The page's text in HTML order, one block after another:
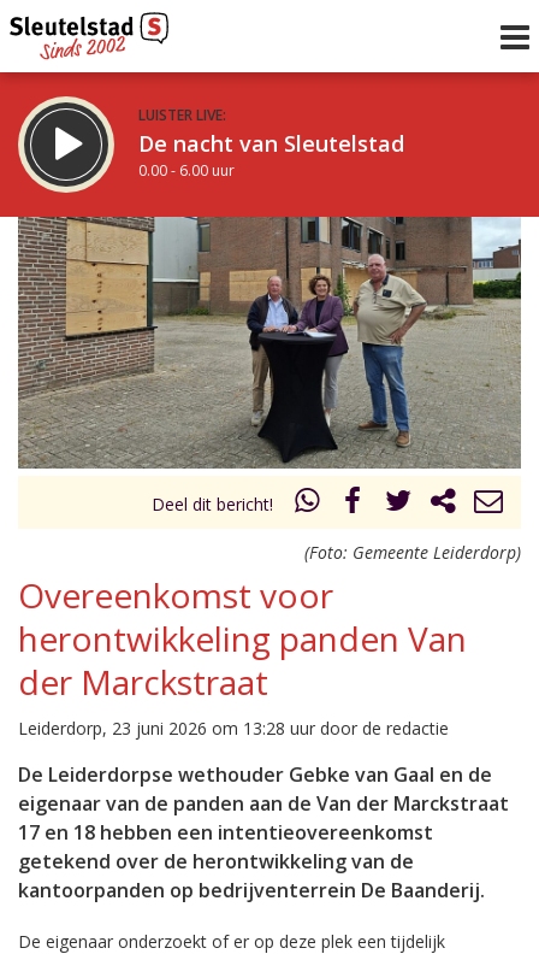
LUISTER LIVE:
De nacht van Sleutelstad
0.00 - 6.00 uur
STRAKS:
De ochtend van Sleutelstad
6.00 - 12.00 uur
Vorig uur
uur 1 van 0 Volgend uur
Inklappen
Deel dit bericht!
(Foto: Gemeente Leiderdorp)
Overeenkomst voor
herontwikkeling panden Van
der Marckstraat
Leiderdorp, 23 juni 2026 om 13:28 uur door de redactie
De Leiderdorpse wethouder Gebke van Gaal en de
eigenaar van de panden aan de Van der Marckstraat
17 en 18 hebben een intentieovereenkomst
getekend over de herontwikkeling van de
kantoorpanden op bedrijventerrein De Baanderij.
De eigenaar onderzoekt of er op deze plek een tijdelijk